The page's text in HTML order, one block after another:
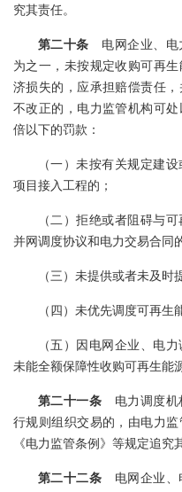
究其责任。
第二十条 电网企业、电
为之一，未按规定收购可再
济损失的，应承担赔偿责任
不改正的，电力监管机构可
倍以下的罚款：
（一）未按有关规定建
项目接入工程的；
（二）拒绝或者阻碍与
并网调度协议和电力交易合同
（三）未提供或者未及时
（四）未优先调度可再生
（五）因电网企业、电
未能全额保障性收购可再生能
第二十一条 电力调度机
行规则组织交易的，由电力
《电力监管条例》等规定追究
第二十二条 电网企业、